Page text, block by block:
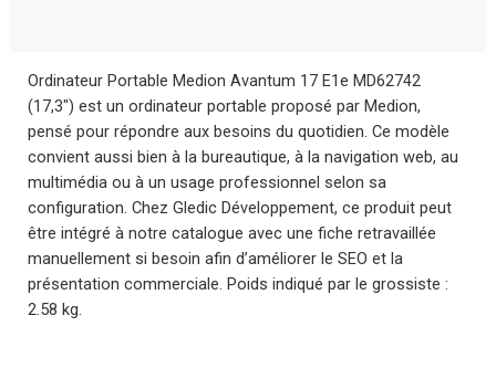
Ordinateur Portable Medion Avantum 17 E1e MD62742
(17,3″) est un ordinateur portable proposé par Medion,
pensé pour répondre aux besoins du quotidien. Ce modèle
convient aussi bien à la bureautique, à la navigation web, au
multimédia ou à un usage professionnel selon sa
configuration. Chez Gledic Développement, ce produit peut
être intégré à notre catalogue avec une fiche retravaillée
manuellement si besoin afin d’améliorer le SEO et la
présentation commerciale. Poids indiqué par le grossiste :
2.58 kg.